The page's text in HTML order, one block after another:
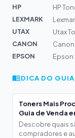
HP
HP
LEXMARK
UTAX
Utax
CANON
Canon
EPSON
Epson
DICA DO GUIA
Toners Mais
Guia de Venda
Descobre quais
compradores e